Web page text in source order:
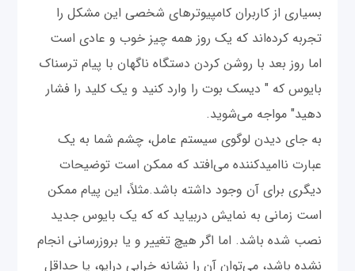
بسیاری از کاربران کامپیوترهای شخصی این مشکل را
تجربه کرده‌اند که یک روز همه چیز خوب و عادی است
اما روز بعد با روشن کردن دستگاه ناگهان با پیام ترسناک
بایوس که " دیسک بوت را وارد کنید و یک کلید را فشار
دهید" مواجه می‌شوید.
به جای دیدن لوگوی سیستم عامل، چشم شما به یک
عبارت ناامیدکننده می‌افتد که ممکن است توضیحات
دیگری برای آن وجود داشته باشد.مثلاً، این پیام ممکن
است زمانی به نمایش دربیاید که که یک بایوس جدید
نصب شده باشد. اما اگر هیچ تغییر و یا بروزرسانی انجام
نشده باشد، می‌توان آن را نشانه خرابی درایو، یا حداقل